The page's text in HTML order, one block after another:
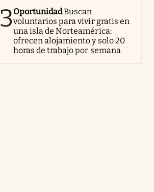
3OportunidadBuscan
voluntarios para vivir gratis en
una isla de Norteamérica:
ofrecen alojamiento y solo 20
horas de trabajo por semana